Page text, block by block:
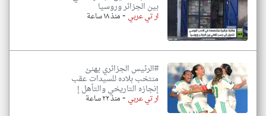
بين الجزائر وروسيا
ار تي عربي-منذ ١٨ ساعة
#الرئيس الجزائري يهنئ
منتخب بلاده للسيدات عقب
إنجازه التاريخي والتأهل إ
ار تي عربي -منذ ٢٢ ساعة